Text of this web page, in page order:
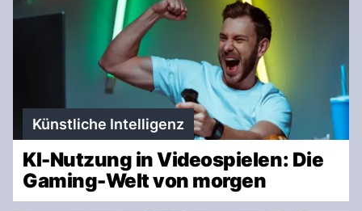
Künstliche Intelligenz
KI-Nutzung in Videospielen: Die
Gaming-Welt von morgen